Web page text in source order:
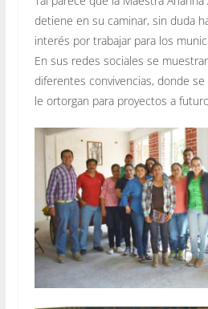
detiene en su caminar, sin duda
interés por trabajar para los
En sus redes sociales se
diferentes convivencias, donde
le ortorgan para proyectos a